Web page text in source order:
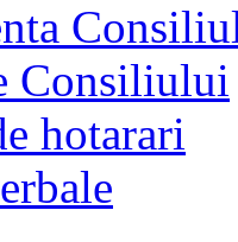
Consiliului
hotarari